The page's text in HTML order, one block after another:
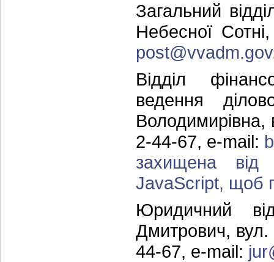
Загальний
Небесної
Відділ
ведення
Володимирівна,
2-44-67, e-mail:
захищена від
JavaScript, щоб
Юридичний
Дмитрович,
44-67, e-mail: